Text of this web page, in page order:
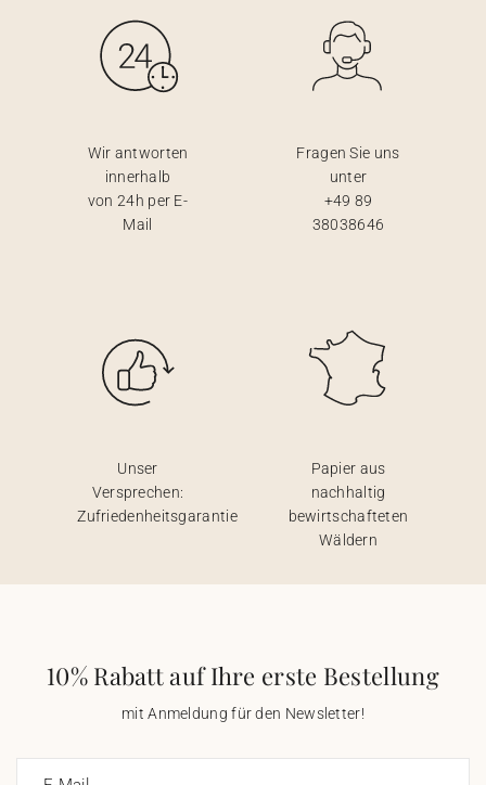
Wir antworten
innerhalb
von 24h per E-
Mail
Fragen Sie uns
unter
+49 89
38038646
Unser
Versprechen:
Zufriedenheitsgarantie
Papier aus
nachhaltig
bewirtschafteten
Wäldern
10% Rabatt auf Ihre erste Bestellung
mit Anmeldung für den Newsletter!